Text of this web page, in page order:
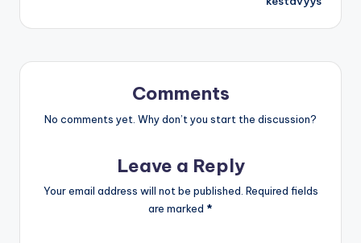
Comments
No comments yet. Why don’t you start the discussion?
Leave a Reply
Your email address will not be published. Required fields
are marked *